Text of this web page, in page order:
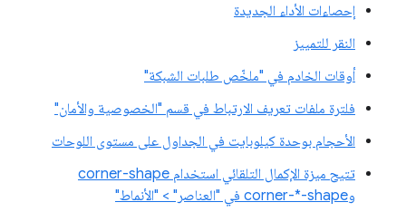
إحصاءات الأداء الجديدة
النقر للتمييز
أوقات الخادم في "ملخّص طلبات الشبكة"
فلترة ملفات تعريف الارتباط في قسم "الخصوصية والأمان"
الأحجام بوحدة كيلوبايت في الجداول على مستوى اللوحات
تتيح ميزة الإكمال التلقائي استخدام corner-shape
وcorner-*-shape في "العناصر" > "الأنماط"